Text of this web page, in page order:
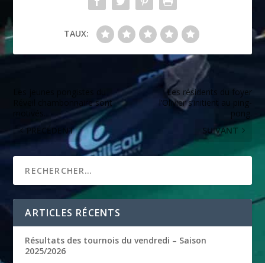
TAUX:
Réveil chambonnaire sont
PRÉCÉDENT
Les résidents du foyer
l’Olivier s’initient au ping-
pong.
SUIVANT
ARTICLES RÉCENTS
Résultats des tournois du vendredi – Saison
2025/2026